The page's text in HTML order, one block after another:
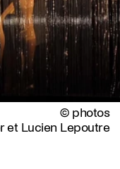
© photos
et Lucien Lepoutre